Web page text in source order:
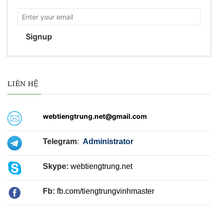
Signup
LIÊN HỆ
webtiengtrung.net@gmail.com
Telegram: Administrator
Skype: webtiengtrung.net
Fb: fb.com/tiengtrungvinhmaster